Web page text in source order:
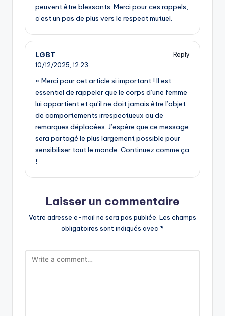
peuvent être blessants. Merci pour ces rappels,
c’est un pas de plus vers le respect mutuel.
LGBT
Reply
10/12/2025, 12:23
« Merci pour cet article si important ! Il est
essentiel de rappeler que le corps d’une femme
lui appartient et qu’il ne doit jamais être l’objet
de comportements irrespectueux ou de
remarques déplacées. J’espère que ce message
sera partagé le plus largement possible pour
sensibiliser tout le monde. Continuez comme ça
!
Laisser un commentaire
Votre adresse e-mail ne sera pas publiée. Les champs
obligatoires sont indiqués avec *